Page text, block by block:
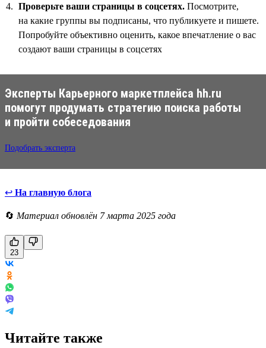
Проверьте ваши страницы в соцсетях. Посмотрите,
на какие группы вы подписаны, что публикуете и пишете.
Попробуйте объективно оценить, какое впечатление о вас
создают ваши страницы в соцсетях
Эксперты Карьерного маркетплейса hh.ru
помогут продумать стратегию поиска работы
и пройти собеседования
Подобрать эксперта
↩ На главную блога
🔄 Материал обновлён 7 марта 2025 года
23
Читайте также